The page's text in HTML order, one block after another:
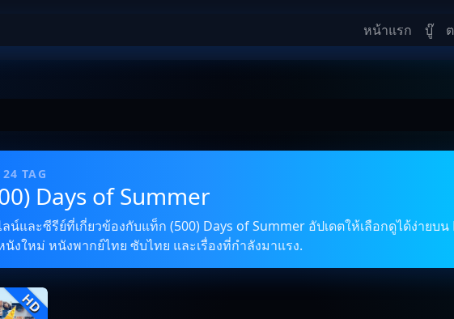
หน้าแรก บู๊
TAG
Days of Summer
น์และซีรีย์ที่เกี่ยวข้องกับแท็ก (500) Days of Summer อัปเดตให้เลือกดูได้ง่ายบน
นังใหม่ หนังพากย์ไทย ซับไทย และเรื่องที่กำลังมาแรง.
HD